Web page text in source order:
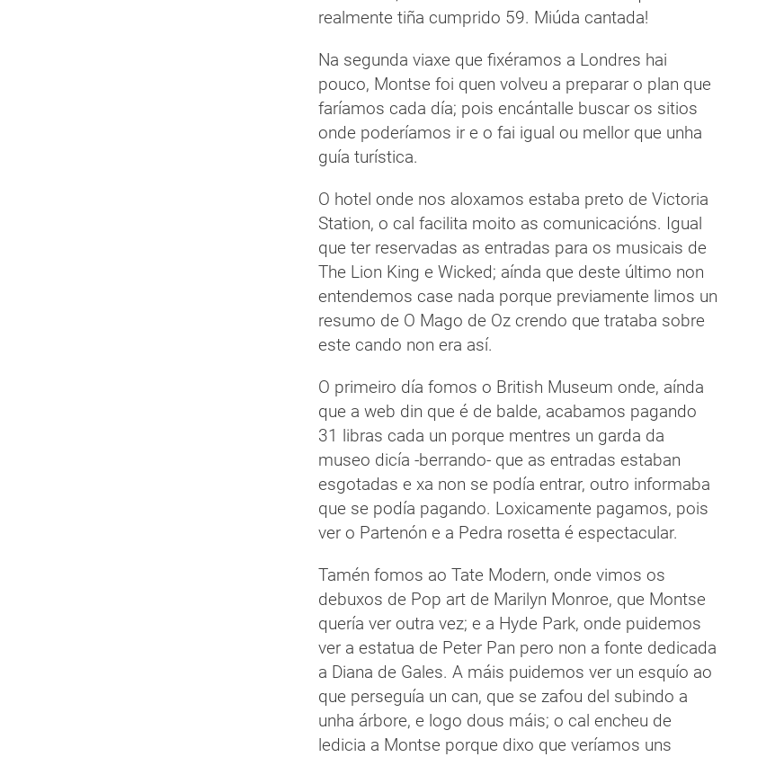
realmente tiña cumprido 59. Miúda cantada!
Na segunda viaxe que fixéramos a Londres hai
pouco, Montse foi quen volveu a preparar o plan que
faríamos cada día; pois encántalle buscar os sitios
onde poderíamos ir e o fai igual ou mellor que unha
guía turística.
O hotel onde nos aloxamos estaba preto de Victoria
Station, o cal facilita moito as comunicacións. Igual
que ter reservadas as entradas para os musicais de
The Lion King e Wicked; aínda que deste último non
entendemos case nada porque previamente limos un
resumo de O Mago de Oz crendo que trataba sobre
este cando non era así.
O primeiro día fomos o British Museum onde, aínda
que a web din que é de balde, acabamos pagando
31 libras cada un porque mentres un garda da
museo dicía -berrando- que as entradas estaban
esgotadas e xa non se podía entrar, outro informaba
que se podía pagando. Loxicamente pagamos, pois
ver o Partenón e a Pedra rosetta é espectacular.
Tamén fomos ao Tate Modern, onde vimos os
debuxos de Pop art de Marilyn Monroe, que Montse
quería ver outra vez; e a Hyde Park, onde puidemos
ver a estatua de Peter Pan pero non a fonte dedicada
a Diana de Gales. A máis puidemos ver un esquío ao
que perseguía un can, que se zafou del subindo a
unha árbore, e logo dous máis; o cal encheu de
ledicia a Montse porque dixo que veríamos uns